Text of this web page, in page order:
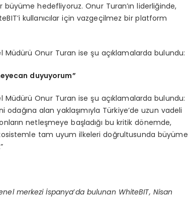
hedefliyoruz. Onur Turan’ın liderliğinde,
kullanıcılar için vazgeçilmez bir platform
Onur Turan ise şu açıklamalarda bulundu:
duyuyorum”
Onur Turan ise şu açıklamalarda bulundu:
odağına alan yaklaşımıyla Türkiye’de uzun vadeli
netleşmeye başladığı bu kritik dönemde,
tam uyum ilkeleri doğrultusunda büyüme
merkezi İspanya’da bulunan WhiteBIT, Nisan